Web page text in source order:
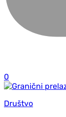
0
Društvo